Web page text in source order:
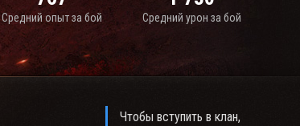
Средний опыт за бой Средний урон за бой
Чтобы вступить в клан,